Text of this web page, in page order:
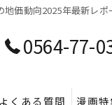
地価動向2025年最新レ
0564-77-
よくある質問 漫画特